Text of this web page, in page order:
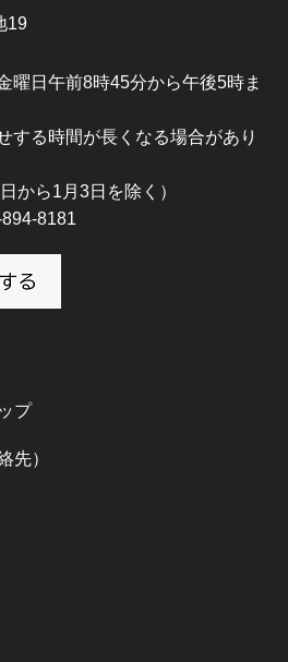
19
曜日午前8時45分から午後5時ま
する時間が長くなる場合があり
から1月3日を除く）
8181
プ
先）